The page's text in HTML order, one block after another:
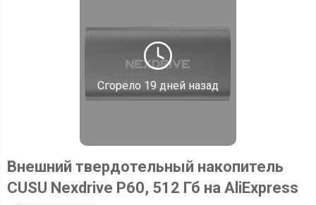
Сгорело 19 дней назад
Внешний твердотельный накопитель
CUSU Nexdrive P60, 512 Гб на AliExpress